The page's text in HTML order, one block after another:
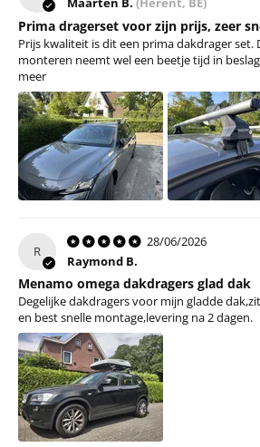
Prima dragerset voor zijn prijs, zeer
Prijs kwaliteit is dit een prima dakdrager set.
monteren neemt wel een beetje tijd in
meer
R
28/06/2026
Raymond B.
Menamo omega dakdragers glad dak
Degelijke dakdragers voor mijn gladde
en best snelle montage,levering na 2 dagen.